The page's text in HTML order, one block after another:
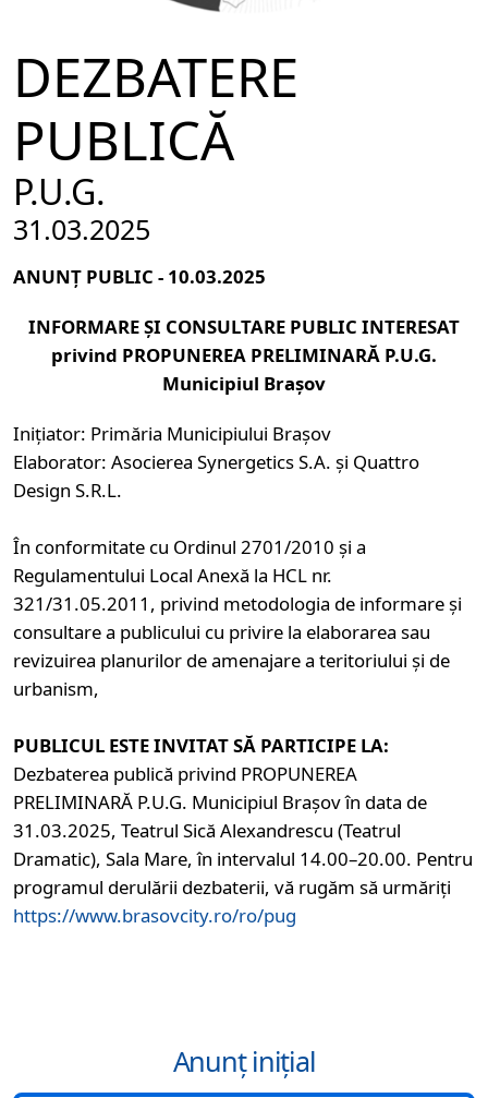
DEZBATERE
PUBLICĂ
P.U.G.
31.03.2025
ANUNȚ PUBLIC - 10.03.2025
INFORMARE ȘI CONSULTARE PUBLIC INTERESAT
privind PROPUNEREA PRELIMINARĂ P.U.G.
Municipiul Brașov
Inițiator: Primăria Municipiului Brașov
Elaborator: Asocierea Synergetics S.A. și Quattro
Design S.R.L.
În conformitate cu Ordinul 2701/2010 și a
Regulamentului Local Anexă la HCL nr.
321/31.05.2011, privind metodologia de informare și
consultare a publicului cu privire la elaborarea sau
revizuirea planurilor de amenajare a teritoriului și de
urbanism,
PUBLICUL ESTE INVITAT SĂ PARTICIPE LA:
Dezbaterea publică privind PROPUNEREA
PRELIMINARĂ P.U.G. Municipiul Brașov în data de
31.03.2025, Teatrul Sică Alexandrescu (Teatrul
Dramatic), Sala Mare, în intervalul 14.00–20.00. Pentru
programul derulării dezbaterii, vă rugăm să urmăriți
https://www.brasovcity.ro/ro/pug
Anunț inițial